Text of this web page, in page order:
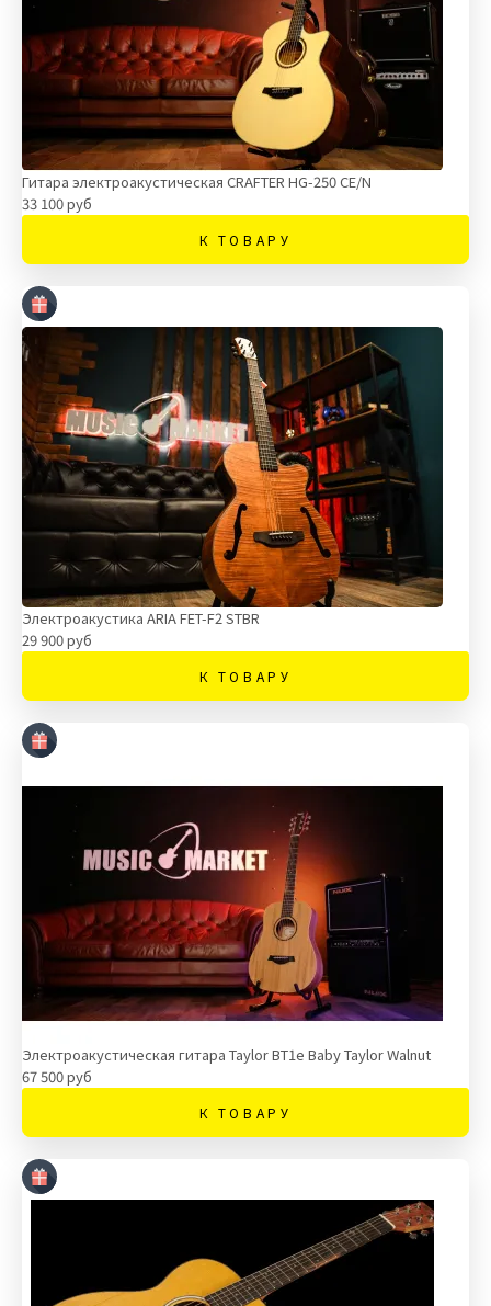
Гитара электроакустическая CRAFTER HG-250 CE/N
33 100 руб
К ТОВАРУ
Электроакустика ARIA FET-F2 STBR
29 900 руб
К ТОВАРУ
Электроакустическая гитара Taylor BT1e Baby Taylor Walnut
67 500 руб
К ТОВАРУ